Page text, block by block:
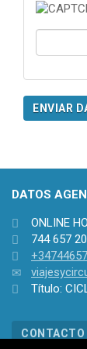
DATOS
ONLINE
744 657
Título:
CONTACTO